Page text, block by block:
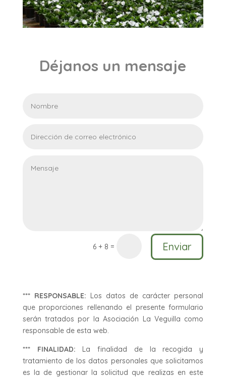
Déjanos un mensaje
6 + 8 = Enviar
*** RESPONSABLE: Los datos de carácter personal
que proporciones rellenando el presente formulario
serán tratados por la Asociación La Veguilla como
responsable de esta web.
*** FINALIDAD: La finalidad de la recogida y
tratamiento de los datos personales que solicitamos
es la de gestionar la solicitud que realizas en este